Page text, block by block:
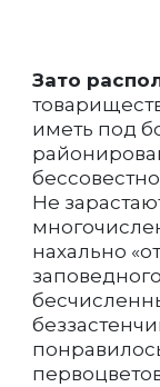
Зато
иметь под
Не
нахально